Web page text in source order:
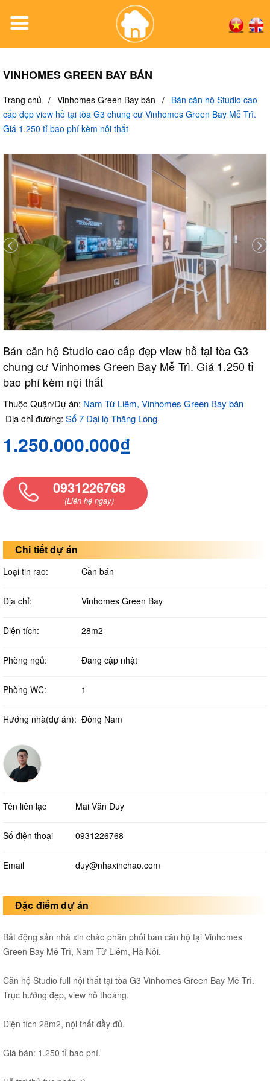
VINHOMES GREEN BAY BÁN
Trang chủ / Vinhomes Green Bay bán / Bán căn hộ Studio cao
cấp đẹp view hồ tại tòa G3 chung cư Vinhomes Green Bay Mễ Trì.
Giá 1.250 tỉ bao phí kèm nội thất
Bán căn hộ Studio cao cấp đẹp view hồ tại tòa G3
chung cư Vinhomes Green Bay Mễ Trì. Giá 1.250 tỉ
bao phí kèm nội thất
Thuộc Quận/Dự án: Nam Từ Liêm, Vinhomes Green Bay bán
Địa chỉ đường: Số 7 Đại lộ Thăng Long
1.250.000.000₫
0931226768
(Liên hệ ngay)
Chi tiết dự án
Loại tin rao: Cần bán
Địa chỉ: Vinhomes Green Bay
Diện tích: 28m2
Phòng ngủ: Đang cập nhật
Phòng WC: 1
Hướng nhà(dự án): Đông Nam
Tên liên lạc Mai Văn Duy
Số điện thoại 0931226768
Email duy@nhaxinchao.com
Đặc điểm dự án
Bất động sản nhà xin chào phân phối bán căn hộ tại Vinhomes
Green Bay Mễ Trì, Nam Từ Liêm, Hà Nội.
Căn hộ Studio full nội thất tại tòa G3 Vinhomes Green Bay Mễ Trì.
Trục hướng đẹp, view hồ thoáng.
Diện tích 28m2, nội thất đầy đủ.
Giá bán: 1.250 tỉ bao phí.